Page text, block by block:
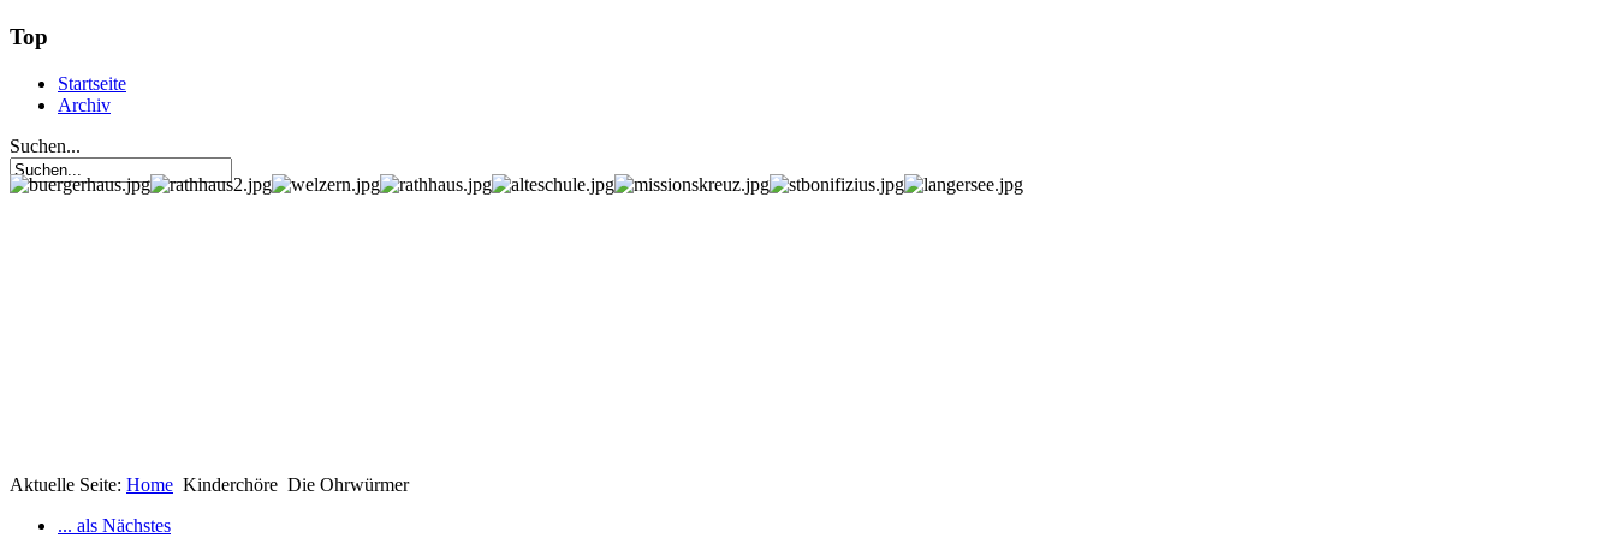
Top
Startseite
Archiv
Suchen...
Aktuelle Seite: Home Kinderchöre Die Ohrwürmer
... als Nächstes